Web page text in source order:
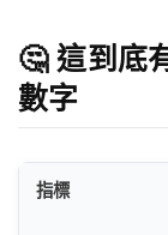
🤔 這到底
數字
指標